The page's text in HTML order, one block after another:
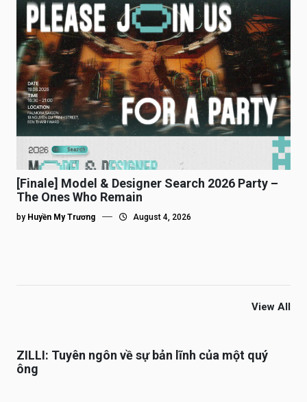
[Finale] Model & Designer Search 2026 Party –
The Ones Who Remain
by Huyền My Trương August 4, 2026
View All
ZILLI: Tuyên ngôn về sự bản lĩnh của một quý
ông